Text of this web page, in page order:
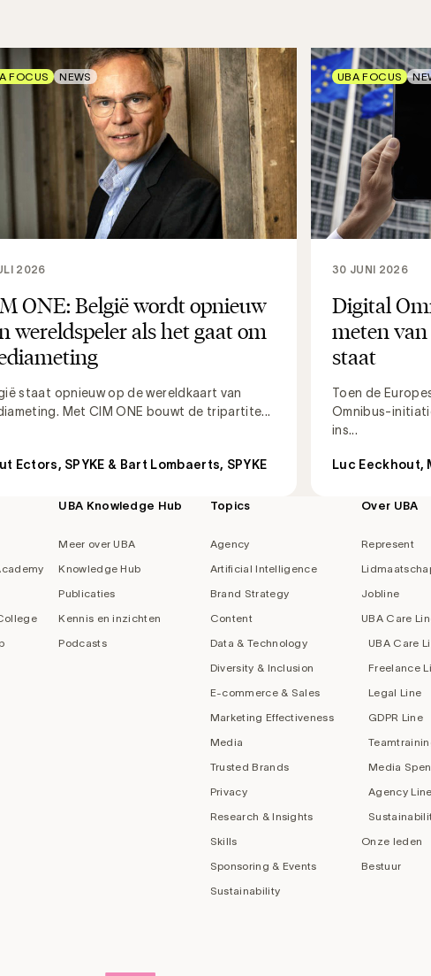
ONE: België wordt opnieuw
wereldspeler als het gaat om
staat opnieuw op de wereldkaart van
Met CIM ONE bouwt de tripartite...
2026
Ectors, SPYKE & Bart Lombaerts, SPYKE
FOCUS NEWS
Digital
meten
staat
Toen de
Omnibus-
ins...
30 JUNI 2026
Luc Eeckhout,
UBA FOCUS
UBA Knowledge Hub
Meer over UBA
Knowledge Hub
Publicaties
Kennis en inzichten
Podcasts
Topics
Agency
Artificial Intelligence
Brand Strategy
Content
Data & Technology
Diversity & Inclusion
E-commerce & Sales
Marketing Effectiveness
Media
Trusted Brands
Privacy
Research & Insights
Skills
Sponsoring & Events
Sustainability
Over UBA
Represent
Jobline
UBA Care
UBA Care
Freelance
Legal Line
GDPR Line
Media
Agency Line
Onze leden
Bestuur